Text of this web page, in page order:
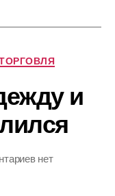
и
к
нет